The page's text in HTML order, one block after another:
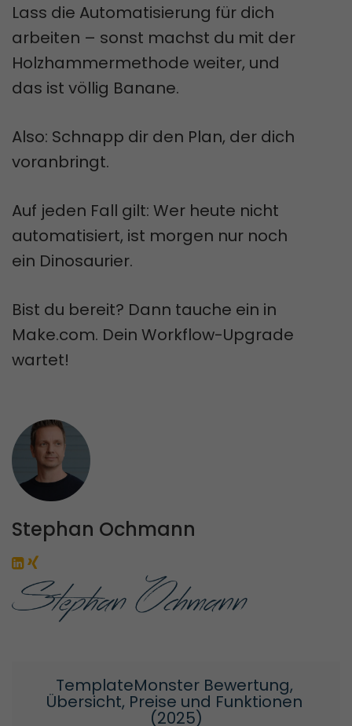
Lass die Automatisierung für dich
arbeiten – sonst machst du mit der
Holzhammermethode weiter, und
das ist völlig Banane.
Also: Schnapp dir den Plan, der dich
voranbringt.
Auf jeden Fall gilt: Wer heute nicht
automatisiert, ist morgen nur noch
ein Dinosaurier.
Bist du bereit? Dann tauche ein in
Make.com. Dein Workflow-Upgrade
wartet!
Stephan Ochmann
TemplateMonster Bewertung,
Übersicht, Preise und Funktionen
(2025)